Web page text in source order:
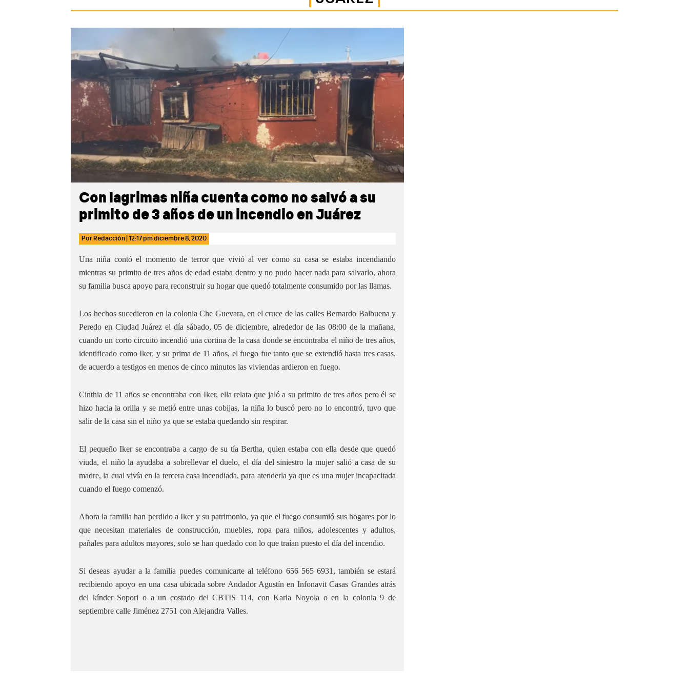
Con lagrimas niña cuenta como no salvó a su
primito de 3 años de un incendio en Juárez
Por Redacción 12:17 pmdiciembre 8, 2020
Una niña contó el momento de terror que vivió al ver como su casa se estaba incendiando
mientras su primito de tres años de edad estaba dentro y no pudo hacer nada para salvarlo, ahora
su familia busca apoyo para reconstruir su hogar que quedó totalmente consumido por las llamas.
Los hechos sucedieron en la colonia Che Guevara, en el cruce de las calles Bernardo Balbuena y
Peredo en Ciudad Juárez el día sábado, 05 de diciembre, alrededor de las 08:00 de la mañana,
cuando un corto circuito incendió una cortina de la casa donde se encontraba el niño de tres años,
identificado como Iker, y su prima de 11 años, el fuego fue tanto que se extendió hasta tres casas,
de acuerdo a testigos en menos de cinco minutos las viviendas ardieron en fuego.
Cinthia de 11 años se encontraba con Iker, ella relata que jaló a su primito de tres años pero él se
hizo hacia la orilla y se metió entre unas cobijas, la niña lo buscó pero no lo encontró, tuvo que
salir de la casa sin el niño ya que se estaba quedando sin respirar.
El pequeño Iker se encontraba a cargo de su tía Bertha, quien estaba con ella desde que quedó
viuda, el niño la ayudaba a sobrellevar el duelo, el día del siniestro la mujer salió a casa de su
madre, la cual vivía en la tercera casa incendiada, para atenderla ya que es una mujer incapacitada
cuando el fuego comenzó.
Ahora la familia han perdido a Iker y su patrimonio, ya que el fuego consumió sus hogares por lo
que necesitan materiales de construcción, muebles, ropa para niños, adolescentes y adultos,
pañales para adultos mayores, solo se han quedado con lo que traían puesto el día del incendio.
Si deseas ayudar a la familia puedes comunicarte al teléfono 656 565 6931, también se estará
recibiendo apoyo en una casa ubicada sobre Andador Agustín en Infonavit Casas Grandes atrás
del kínder Sopori o a un costado del CBTIS 114, con Karla Noyola o en la colonia 9 de
septiembre calle Jiménez 2751 con Alejandra Valles.